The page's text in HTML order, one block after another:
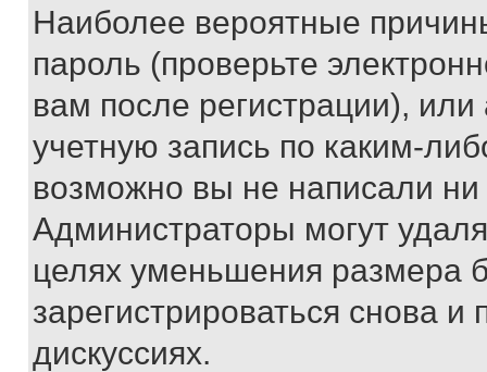
Наиболее вероятные
пароль (проверьте
вам после регистрации),
учетную запись по каким-
возможно вы не написали
Администраторы могут
целях уменьшения размера
зарегистрироваться снова и
дискуссиях.